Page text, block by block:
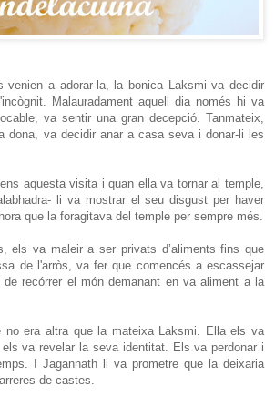
venien a adorar-la, la bonica Laksmi va decidir
Malauradament aquell dia només hi va
va sentir una gran decepció. Tanmateix,
dona, va decidir anar a casa seva i donar-li les
aquesta visita i quan ella va tornar al temple,
li va mostrar el seu disgust per haver
que la foragitava del temple per sempre més.
els va maleir a ser privats d’aliments fins que
de l'arròs, va fer que comencés a escassejar
recórrer el món demanant en va aliment a la
no era altra que la mateixa Laksmi. Ella els va
va revelar la seva identitat. Els va perdonar i
I Jagannath li va prometre que la deixaria
de castes.